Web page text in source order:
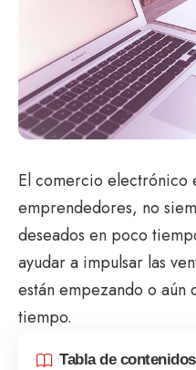
El comercio electrónico
emprendedores, no
deseados en poco
ayudar a impulsar las
están empezando o aún
tiempo.
Tabla de contenidos